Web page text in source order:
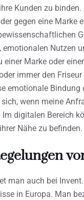
Kunden zu
gegen eine Marke
Nutzen
Marke oder
immer den
emotionale
wenn meine
digitalen Bereich
Nähe zu befinden.
man auch bei
in Europa. Man